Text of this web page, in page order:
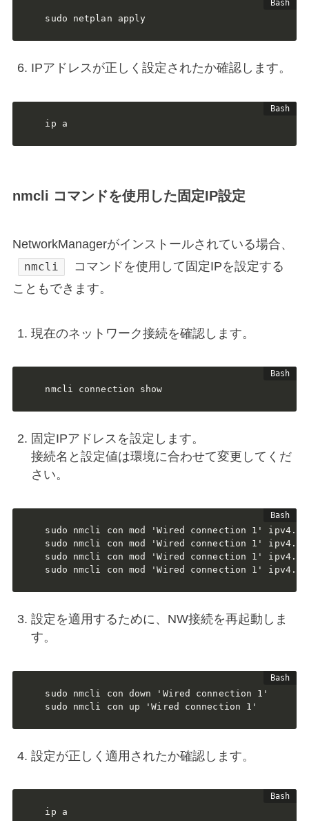
sudo netplan apply
IPアドレスが正しく設定されたか確認します。
ip a
nmcli コマンドを使用した固定IP設定
NetworkManagerがインストールされている場合、
nmcli
コマンドを使用して固定IPを設定する
こともできます。
現在のネットワーク接続を確認します。
nmcli connection show
固定IPアドレスを設定します。
接続名と設定値は環境に合わせて変更してくだ
さい。
sudo nmcli con mod 'Wired connection 1'
sudo nmcli con mod 'Wired connection 1'
sudo nmcli con mod 'Wired connection 1'
sudo nmcli con mod 'Wired connection 1'
設定を適用するために、NW接続を再起動しま
す。
sudo nmcli con down 'Wired connection 1'
sudo nmcli con up 'Wired connection 1'
設定が正しく適用されたか確認します。
ip a